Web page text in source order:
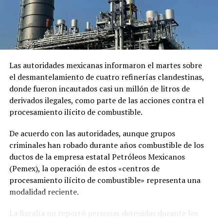
además de generar un debate sobre la toma de justicia
por mano propia en situaciones de confusión.
Facebook X
Me gusta esto:
Las autoridades mexicanas informaron el martes sobre
el desmantelamiento de cuatro refinerías clandestinas,
donde fueron incautados casi un millón de litros de
derivados ilegales, como parte de las acciones contra el
procesamiento ilícito de combustible.
De acuerdo con las autoridades, aunque grupos
criminales han robado durante años combustible de los
ductos de la empresa estatal Petróleos Mexicanos
(Pemex), la operación de estos «centros de
procesamiento ilícito de combustible» representa una
modalidad reciente.
La fiscalía no reportó personas detenidas durante los